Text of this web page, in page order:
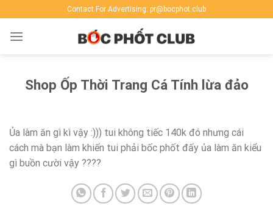
to
content
Contact For Advertising: pr@bocphot.club
Shop Ốp Thời Trang Cá Tính lừa đảo
Ủa làm ăn gì kì vậy :))) tui không tiếc 140k đó nhưng cái
cách mà bạn làm khiến tui phải bốc phốt đấy ủa làm ăn kiểu
gì buồn cười vậy ????